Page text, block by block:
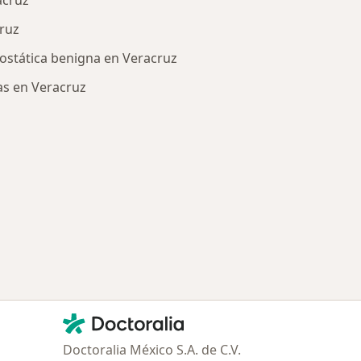
benigna en Veracruz
en Veracruz
Contacto
Doctoralia - Página de inicio
Doctoralia México S.A. de C.V.